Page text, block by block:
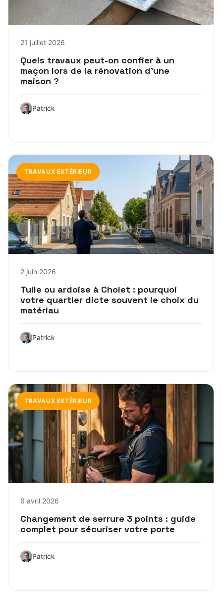
21 juillet 2026
Quels travaux peut-on confier à un
maçon lors de la rénovation d’une
maison ?
Patrick
TRAVAUX EXTÉRIEUR
2 juin 2026
Tuile ou ardoise à Cholet : pourquoi
votre quartier dicte souvent le choix du
matériau
Patrick
TRAVAUX EXTÉRIEUR
6 avril 2026
Changement de serrure 3 points : guide
complet pour sécuriser votre porte
Patrick